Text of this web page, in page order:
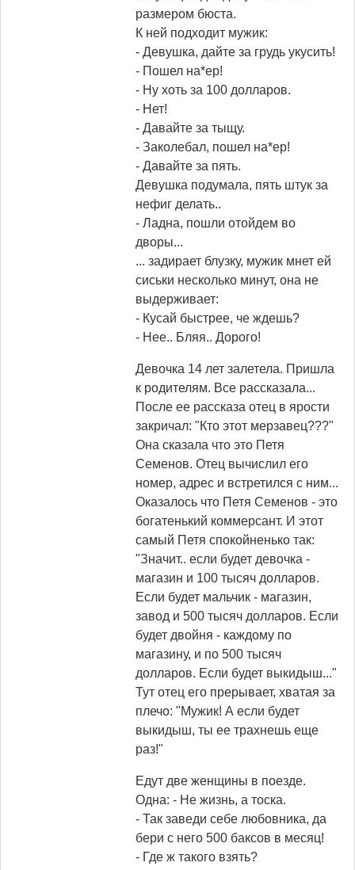
размером бюста.
К ней подходит мужик:
- Девушка, дайте за грудь укусить!
- Пошел на*ер!
- Ну хоть за 100 долларов.
- Нет!
- Давайте за тыщу.
- Заколебал, пошел на*ер!
- Давайте за пять.
Девушка подумала, пять штук за
нефиг делать..
- Ладна, пошли отойдем во
дворы...
... задирает блузку, мужик мнет ей
сиськи несколько минут, она не
выдерживает:
- Кусай быстрее, че ждешь?
- Нее.. Бляя.. Дорого!
Девочка 14 лет залетела. Пришла
к родителям. Все рассказала...
После ее рассказа отец в ярости
закричал: "Кто этот мерзавец???"
Она сказала что это Петя
Семенов. Отец вычислил его
номер, адрес и встретился с ним...
Оказалось что Петя Семенов - это
богатенький коммерсант. И этот
самый Петя спокойненько так:
"Значит.. если будет девочка -
магазин и 100 тысяч долларов.
Если будет мальчик - магазин,
завод и 500 тысяч долларов. Если
будет двойня - каждому по
магазину, и по 500 тысяч
долларов. Если будет выкидыш..."
Тут отец его прерывает, хватая за
плечо: "Мужик! А если будет
выкидыш, ты ее трахнешь еще
раз!"
Едут две женщины в поезде.
Одна: - Не жизнь, а тоска.
- Так заведи себе любовника, да
бери с него 500 баксов в месяц!
- Где ж такого взять?